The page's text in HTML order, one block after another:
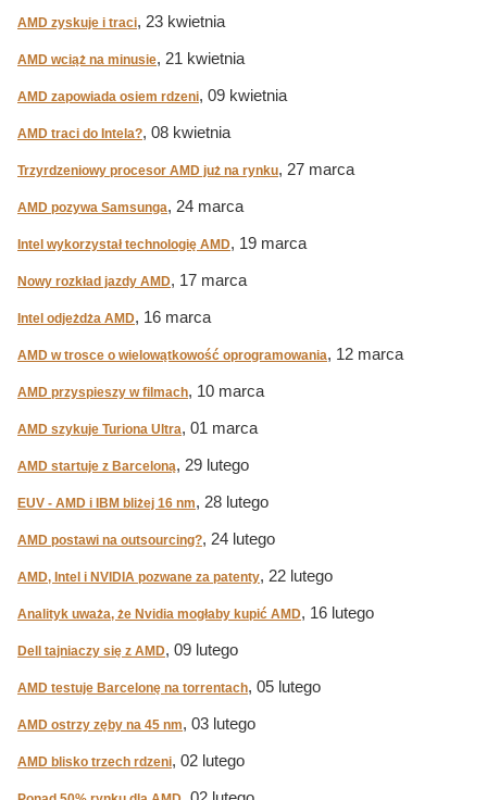
AMD zyskuje i traci, 23 kwietnia
AMD wciąż na minusie, 21 kwietnia
AMD zapowiada osiem rdzeni, 09 kwietnia
AMD traci do Intela?, 08 kwietnia
Trzyrdzeniowy procesor AMD już na rynku, 27 marca
AMD pozywa Samsunga, 24 marca
Intel wykorzystał technologię AMD, 19 marca
Nowy rozkład jazdy AMD, 17 marca
Intel odjeżdża AMD, 16 marca
AMD w trosce o wielowątkowość oprogramowania, 12 marca
AMD przyspieszy w filmach, 10 marca
AMD szykuje Turiona Ultra, 01 marca
AMD startuje z Barceloną, 29 lutego
EUV - AMD i IBM bliżej 16 nm, 28 lutego
AMD postawi na outsourcing?, 24 lutego
AMD, Intel i NVIDIA pozwane za patenty, 22 lutego
Analityk uważa, że Nvidia mogłaby kupić AMD, 16 lutego
Dell tajniaczy się z AMD, 09 lutego
AMD testuje Barcelonę na torrentach, 05 lutego
AMD ostrzy zęby na 45 nm, 03 lutego
AMD blisko trzech rdzeni, 02 lutego